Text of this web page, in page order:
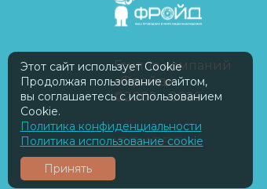
Группа компаний
«Фройд»
©2009—2026
ISOMORPH
Этот сайт использует Cookie
Продолжая пользование сайтом,
вы соглашаетесь с использованием
Cookie.
Политика конфиденциальности
Политика использование cookie
Принять